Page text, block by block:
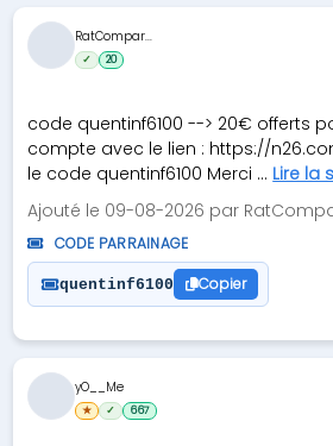
code quentinf6100 --> 20€ offerts
compte avec le lien : https://
le code quentinf6100 Merci ... Lire la
Ajouté le 09-08-2026 par
CODE PARRAINAGE
quentinf6100 Copier
RatCompar...
✓ 20
yO__Me
★ ✓ 667